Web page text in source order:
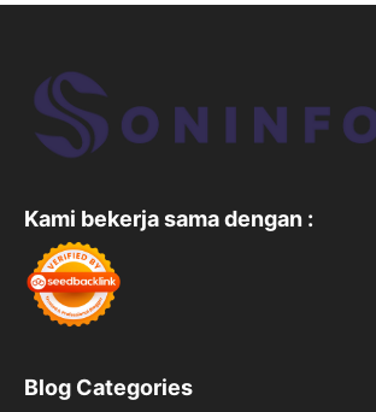
Kami bekerja sama dengan :
Blog Categories